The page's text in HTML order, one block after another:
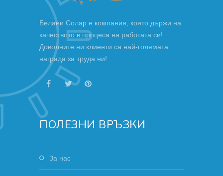
Белани Солар е компания, която държи на
качеството в процеса на работата си!
Доволните ни клиенти са най-голямата
награда за труда ни!
ПОЛЕЗНИ ВРЪЗКИ
За нас